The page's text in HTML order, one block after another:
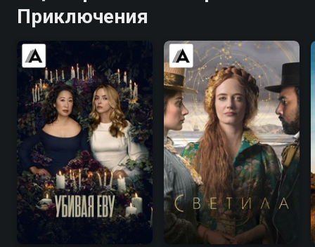
Приключения
7.7 8.1 7.0 6.4